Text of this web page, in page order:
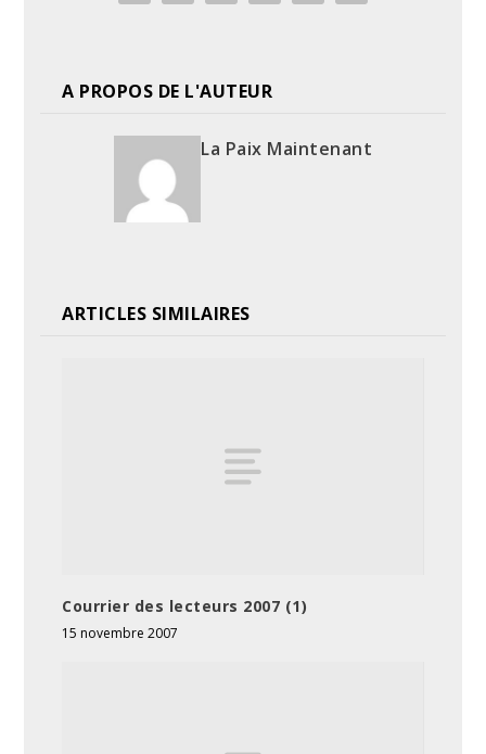
A PROPOS DE L'AUTEUR
La Paix Maintenant
ARTICLES SIMILAIRES
Courrier des lecteurs 2007 (1)
15 novembre 2007